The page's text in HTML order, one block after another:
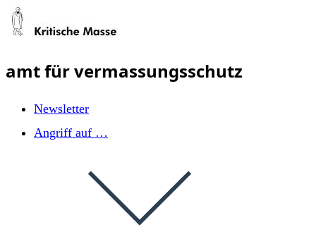
Zum
springen
amt für vermassungsschutz
Newsletter
Angriff auf …